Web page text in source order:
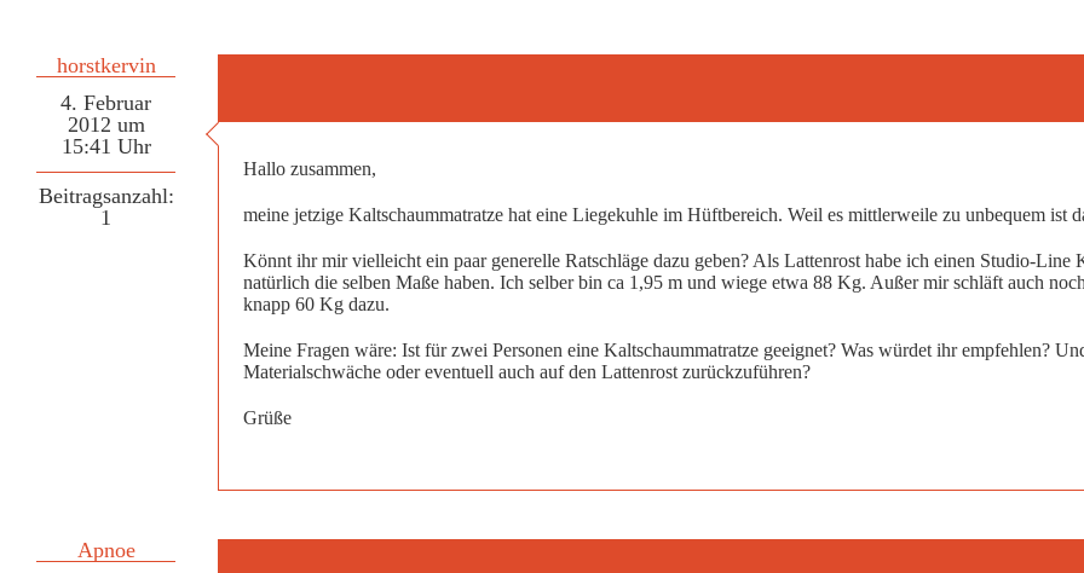
horstkervin
4. Februar
2012 um
15:41 Uhr
Beitragsanzahl:
1
Hallo zusammen,
meine jetzige Kaltschaummatratze hat eine Liegekuhle im Hüftbereich. Weil es mittlerweile zu unbequem ist
Könnt ihr mir vielleicht ein paar generelle Ratschläge dazu geben? Als Lattenrost habe ich einen Studio-
natürlich die selben Maße haben. Ich selber bin ca 1,95 m und wiege etwa 88 Kg. Außer mir schläft auch
knapp 60 Kg dazu.
Meine Fragen wäre: Ist für zwei Personen eine Kaltschaummatratze geeignet? Was würdet ihr empfehlen?
Materialschwäche oder eventuell auch auf den Lattenrost zurückzuführen?
Grüße
Apnoe